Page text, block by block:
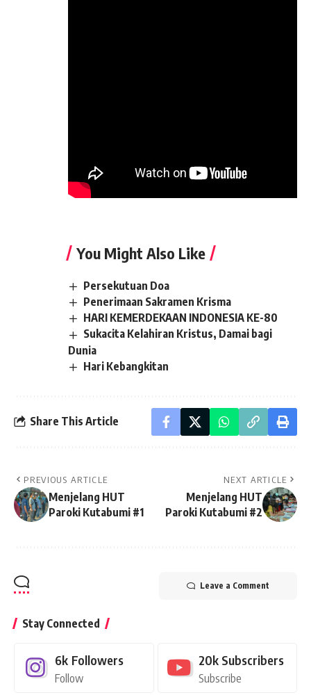
You Might Also Like
Persekutuan Doa
Penerimaan Sakramen Krisma
HARI KEMERDEKAAN INDONESIA KE-80
Sukacita Kelahiran Kristus, Damai bagi
Dunia
Hari Kebangkitan
Share This Article
PREVIOUS ARTICLE
Menjelang HUT
Paroki Kutabumi #1
NEXT ARTICLE
Menjelang HUT
Paroki Kutabumi #2
Leave a Comment
Stay Connected
6k Followers
Follow
20k Subscribers
Subscribe